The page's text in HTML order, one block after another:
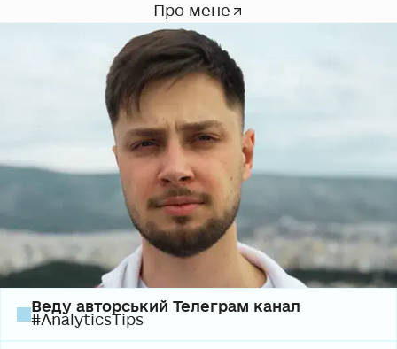
Про мене
Веду авторський Телеграм канал
#AnalyticsTips